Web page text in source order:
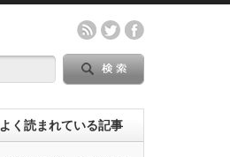
よく読まれている記事